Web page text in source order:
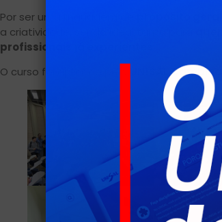
Por ser uma linguagem de
a criatividade, sendo ideal tanto para
profissionais já experientes
O curso foi aplicado pelo
UNISAL Campinas